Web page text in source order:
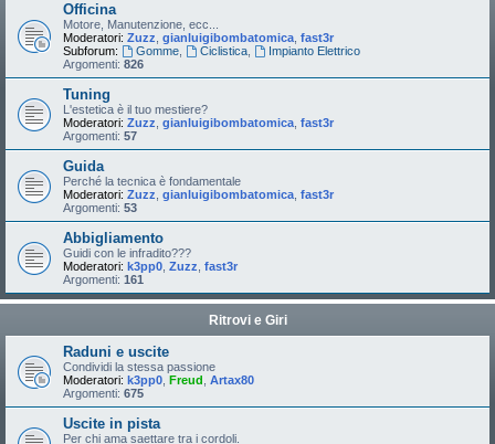
Officina
Motore, Manutenzione, ecc...
Moderatori: Zuzz gianluigibombatomica fast3r
Subforum:
Gomme, Ciclistica,
Impianto Elettrico
Argomenti: 826
Tuning
L'estetica è il tuo mestiere?
Moderatori: Zuzz gianluigibombatomica fast3r
Argomenti: 57
Guida
Perché la tecnica è fondamentale
Moderatori: Zuzz gianluigibombatomica fast3r
Argomenti: 53
Abbigliamento
Guidi con le infradito???
Moderatori: k3pp0 Zuzz fast3r
Argomenti: 161
Ritrovi e Giri
Raduni e uscite
Condividi la stessa passione
Moderatori: k3pp0 Freud Artax80
Argomenti: 675
Uscite in pista
Per chi ama saettare tra i cordoli.